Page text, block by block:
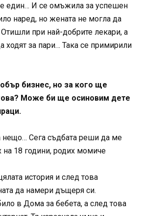
един… И се омъжила за успешен
наред, но жената не могла да
при най-добрите лекари, а
ходят за пари… Така се примирили
бизнес, но за кого ще
Може би ще осиновим дете
Сега съдбата реши да ме
на 18 години, родих момиче
история и след това
да намери дъщеря си.
в Дома за бебета, а след това